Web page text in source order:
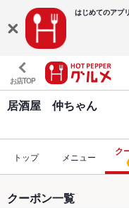
はじめてのアプ
お店TOP
居酒屋 仲ちゃん
トップ メニュー ク
クーポン一覧